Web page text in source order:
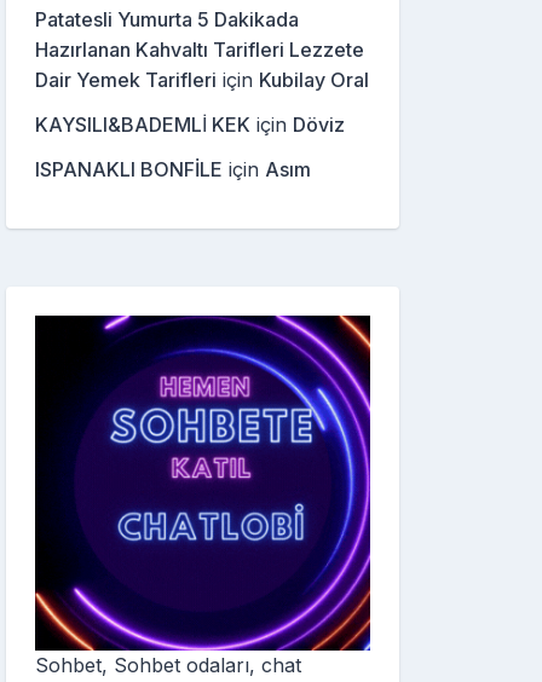
Patatesli Yumurta 5 Dakikada
Hazırlanan Kahvaltı Tarifleri Lezzete
Dair Yemek Tarifleri için Kubilay Oral
KAYSILI&BADEMLİ KEK için Döviz
ISPANAKLI BONFİLE için Asım
Sohbet, Sohbet odaları, chat